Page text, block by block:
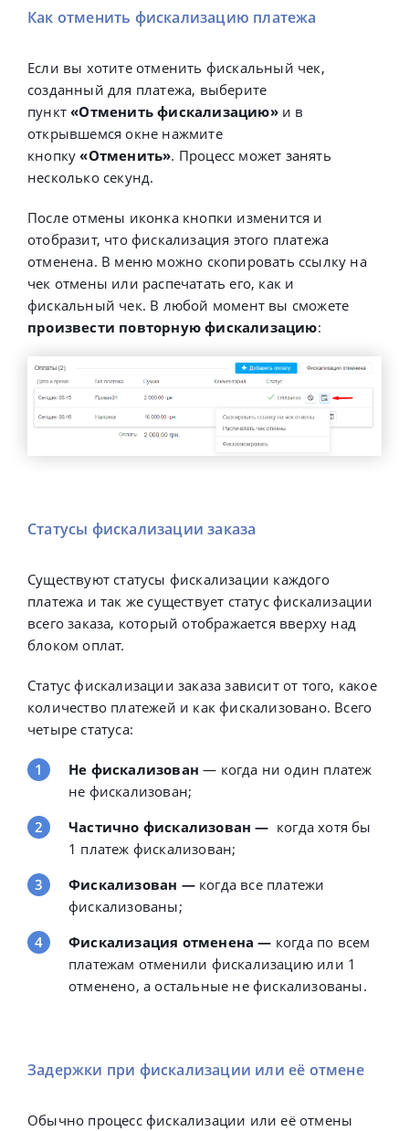
Как отменить фискализацию платежа
Если вы хотите отменить фискальный чек,
созданный для платежа, выберите
пункт «Отменить фискализацию» и в
открывшемся окне нажмите
кнопку «Отменить». Процесс может занять
несколько секунд.
После отмены иконка кнопки изменится и
отобразит, что фискализация этого платежа
отменена. В меню можно скопировать ссылку на
чек отмены или распечатать его, как и
фискальный чек. В любой момент вы сможете
произвести повторную фискализацию:
Статусы фискализации заказа
Существуют статусы фискализации каждого
платежа и так же существует статус фискализации
всего заказа, который отображается вверху над
блоком оплат.
Статус фискализации заказа зависит от того, какое
количество платежей и как фискализовано. Всего
четыре статуса:
Не фискализован — когда ни один платеж
не фискализован;
Частично фискализован — когда хотя бы
1 платеж фискализован;
Фискализован — когда все платежи
фискализованы;
Фискализация отменена — когда по всем
платежам отменили фискализацию или 1
отменено, а остальные не фискализованы.
Задержки при фискализации или её отмене
Обычно процесс фискализации или её отмены